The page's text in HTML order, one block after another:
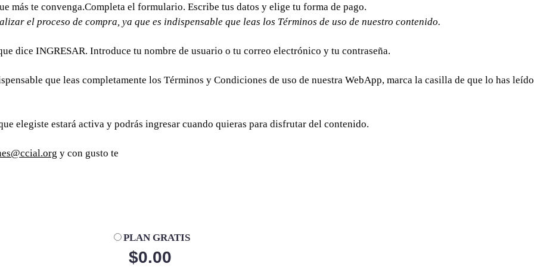
más te convenga.Completa el formulario. Escribe tus datos y elige tu forma de pago.
el proceso de compra, ya que es indispensable que leas los Términos de uso de nuestro contenido.
dice INGRESAR. Introduce tu nombre de usuario o tu correo electrónico y tu contraseña.
que leas completamente los Términos y Condiciones de uso de nuestra WebApp, marca la casilla de que lo has
elegiste estará activa y podrás ingresar cuando quieras para disfrutar del contenido.
y con gusto te
PLAN GRATIS
$0.00